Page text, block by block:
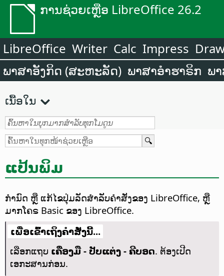
ການຊ່ວຍເຫຼືອ LibreOffice 26.2
LibreOffice Writer Calc Impress
ພາສາອັງກິດ (ສະຫະລັດ) ພາສາອຳຮາຣິກ ພ
ເນື້ອໃນ
ແປ້ນພິມ
ກຳນົດ ຫຼື ແກ້ໄຂປຸ່ມລັດສຳລັບຄຳສັ່ງຂອງ LibreOffice, ຫຼື
ມາກໂຄຣ Basic ຂອງ LibreOffice.
ເພື່ອເຂົ້າເຖິງຄຳສັ່ງນີ້...
ເລືອກແຖບ ເຄື່ອງມື - ປັບແຕ່ງ - ຄີບອດ. ຕ້ອງເປີດ
ເອກະສານກ່ອນ.